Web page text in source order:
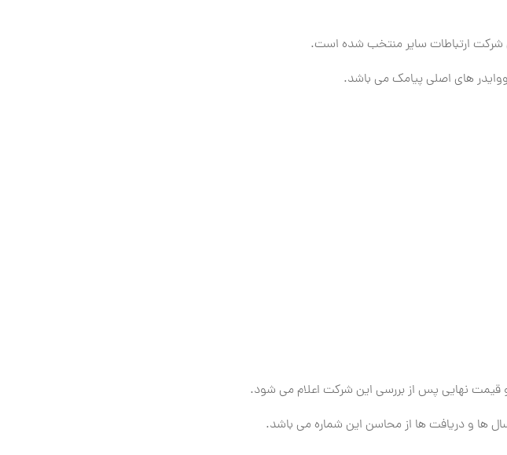
ها و دریافت ها از محاسن این شماره می باشد.